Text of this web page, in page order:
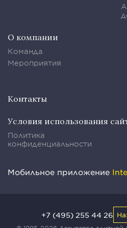
О компании
Команда
Мероприятия
Контакты
Условия использования
Политика
конфиденциальности
Мобильное приложение
+7 (495) 255 44 26